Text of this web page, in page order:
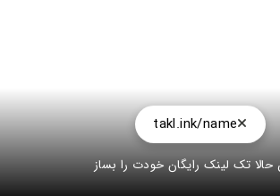
takl.ink/name
تک لینک رایگان خودت را بساز